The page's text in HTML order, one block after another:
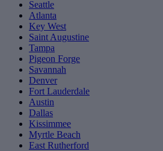
Seattle
Atlanta
Key West
Saint Augustine
Tampa
Pigeon Forge
Savannah
Denver
Fort Lauderdale
Austin
Dallas
Kissimmee
Myrtle Beach
East Rutherford